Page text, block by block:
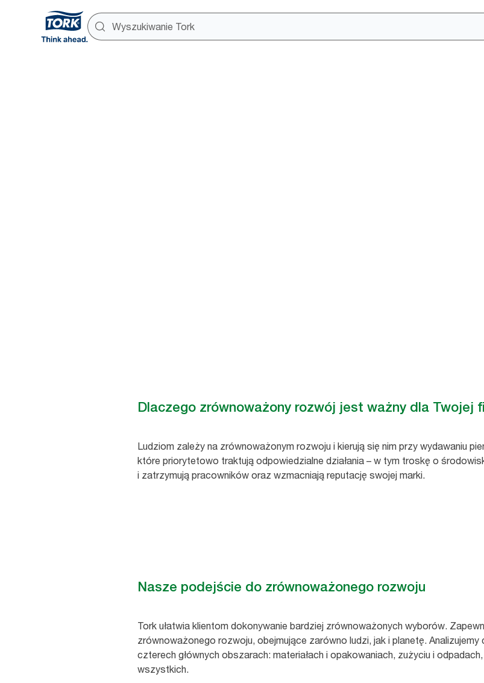
Dlaczego zrównoważony rozwój jest ważny dla Twojej
Ludziom zależy na zrównoważonym rozwoju i kierują się nim przy wydawaniu
które priorytetowo traktują odpowiedzialne działania – w tym troskę o
i zatrzymują pracowników oraz wzmacniają reputację swojej marki.
Nasze podejście do zrównoważonego rozwoju
Tork ułatwia klientom dokonywanie bardziej zrównoważonych wyborów.
zrównoważonego rozwoju, obejmujące zarówno ludzi, jak i planetę.
czterech głównych obszarach: materiałach i opakowaniach, zużyciu i
wszystkich.